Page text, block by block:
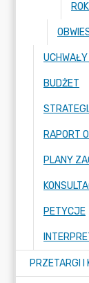
BUDŻET
RAPORT
PETYCJE
PRZETARGI I